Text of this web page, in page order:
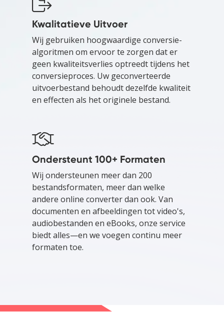
Kwalitatieve Uitvoer
Wij gebruiken hoogwaardige conversie-
algoritmen om ervoor te zorgen dat er
geen kwaliteitsverlies optreedt tijdens het
conversieproces. Uw geconverteerde
uitvoerbestand behoudt dezelfde kwaliteit
en effecten als het originele bestand.
Ondersteunt 100+ Formaten
Wij ondersteunen meer dan 200
bestandsformaten, meer dan welke
andere online converter dan ook. Van
documenten en afbeeldingen tot video's,
audiobestanden en eBooks, onze service
biedt alles—en we voegen continu meer
formaten toe.